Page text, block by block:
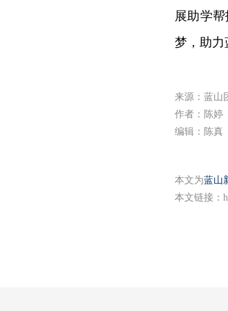
展助学
梦，助力
来源：蓝山
作者：陈婷
编辑：陈真
本文为蓝山
本文链接：